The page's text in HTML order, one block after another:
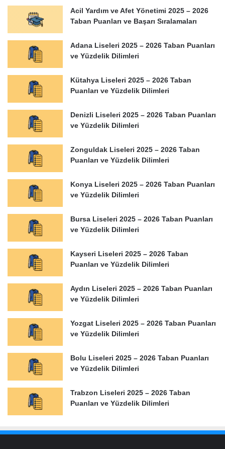
Acil Yardım ve Afet Yönetimi 2025 – 2026
Taban Puanları ve Başarı Sıralamaları
Adana Liseleri 2025 – 2026 Taban Puanları
ve Yüzdelik Dilimleri
Kütahya Liseleri 2025 – 2026 Taban
Puanları ve Yüzdelik Dilimleri
Denizli Liseleri 2025 – 2026 Taban Puanları
ve Yüzdelik Dilimleri
Zonguldak Liseleri 2025 – 2026 Taban
Puanları ve Yüzdelik Dilimleri
Konya Liseleri 2025 – 2026 Taban Puanları
ve Yüzdelik Dilimleri
Bursa Liseleri 2025 – 2026 Taban Puanları
ve Yüzdelik Dilimleri
Kayseri Liseleri 2025 – 2026 Taban
Puanları ve Yüzdelik Dilimleri
Aydın Liseleri 2025 – 2026 Taban Puanları
ve Yüzdelik Dilimleri
Yozgat Liseleri 2025 – 2026 Taban Puanları
ve Yüzdelik Dilimleri
Bolu Liseleri 2025 – 2026 Taban Puanları
ve Yüzdelik Dilimleri
Trabzon Liseleri 2025 – 2026 Taban
Puanları ve Yüzdelik Dilimleri